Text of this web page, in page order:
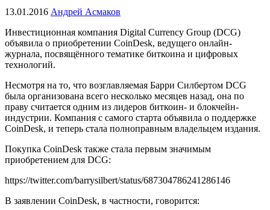
13.01.2016 Андрей Асмаков
Инвестиционная компания Digital Currency Group (DCG)
объявила о приобретении CoinDesk, ведущего онлайн-
журнала, посвящённого тематике биткоина и цифровых
технологий.
Несмотря на то, что возглавляемая Барри Силбертом DCG
была организована всего несколько месяцев назад, она по
праву считается одним из лидеров биткоин- и блокчейн-
индустрии. Компания с самого старта объявила о поддержке
CoinDesk, и теперь стала полноправным владельцем издания.
Покупка CoinDesk также стала первым значимым
приобретением для DCG:
https://twitter.com/barrysilbert/status/687304786241286146
В заявлении CoinDesk, в частности, говорится: